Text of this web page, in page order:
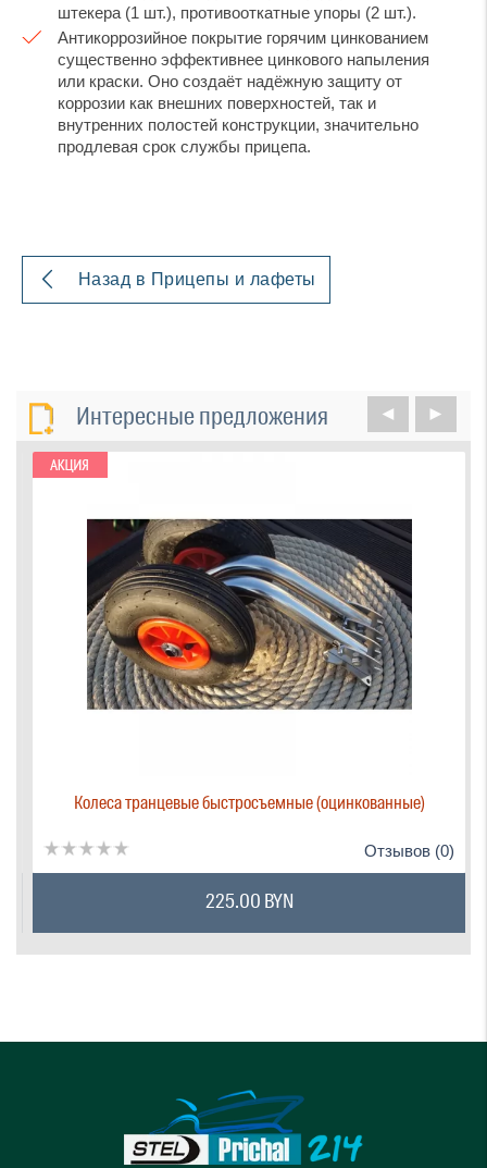
штекера (1 шт.), противооткатные упоры (2 шт.).
Антикоррозийное покрытие горячим цинкованием
существенно эффективнее цинкового напыления
или краски. Оно создаёт надёжную защиту от
коррозии как внешних поверхностей, так и
внутренних полостей конструкции, значительно
продлевая срок службы прицепа.
Назад в Прицепы и лафеты
Интересные предложения
Колеса транцевые быстросъемные (оцинкованные)
Отзывов (0)
225.00 BYN
◄ ►